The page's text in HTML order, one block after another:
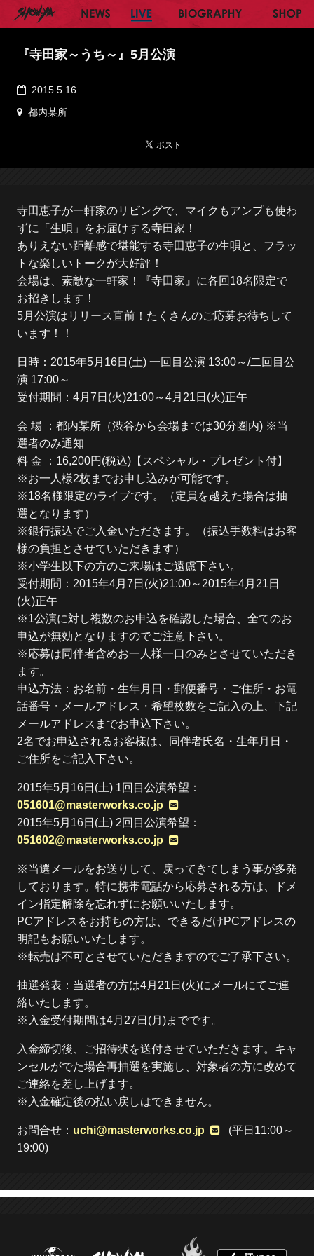
SHOW-YA オフィシャルサイト
NEWS LIVE BIOGRAPHY
『寺田家～うち～』5月公演
2015.5.16
都内某所
寺田恵子が一軒家のリビングで、マイクもアンプも使わ
ずに「生唄」をお届けする寺田家！
ありえない距離感で堪能する寺田恵子の生唄と、フラッ
トな楽しいトークが大好評！
会場は、素敵な一軒家！『寺田家』に各回18名限定で
お招きします！
5月公演はリリース直前！たくさんのご応募お待ちして
います！！
日時：2015年5月16日(土) 一回目公演 13:00～/二回目公
演 17:00～
受付期間：4月7日(火)21:00～4月21日(火)正午
会 場 ：都内某所（渋谷から会場までは30分圏内) ※当
選者のみ通知
料 金 ：16,200円(税込)【スペシャル・プレゼント付】
※お一人様2枚までお申し込みが可能です。
※18名様限定のライブです。（定員を越えた場合は抽
選となります）
※銀行振込でご入金いただきます。（振込手数料はお客
様の負担とさせていただきます）
※小学生以下の方のご来場はご遠慮下さい。
受付期間：2015年4月7日(火)21:00～2015年4月21日
(火)正午
※1公演に対し複数のお申込を確認した場合、全てのお
申込が無効となりますのでご注意下さい。
※応募は同伴者含めお一人様一口のみとさせていただき
ます。
申込方法：お名前・生年月日・郵便番号・ご住所・お電
話番号・メールアドレス・希望枚数をご記入の上、下記
メールアドレスまでお申込下さい。
2名でお申込されるお客様は、同伴者氏名・生年月日・
ご住所をご記入下さい。
2015年5月16日(土) 1回目公演希望：
051601@masterworks.co.jp
2015年5月16日(土) 2回目公演希望：
051602@masterworks.co.jp
※当選メールをお送りして、戻ってきてしまう事が多発
しております。特に携帯電話から応募される方は、ドメ
イン指定解除を忘れずにお願いいたします。
PCアドレスをお持ちの方は、できるだけPCアドレスの
明記もお願いいたします。
※転売は不可とさせていただきますのでご了承下さい。
抽選発表：当選者の方は4月21日(火)にメールにてご連
絡いたします。
※入金受付期間は4月27日(月)までです。
入金締切後、ご招待状を送付させていただきます。キャ
ンセルがでた場合再抽選を実施し、対象者の方に改めて
ご連絡を差し上げます。
※入金確定後の払い戻しはできません。
お問合せ： uchi@masterworks.co.jp
(平日11:00～
19:00)